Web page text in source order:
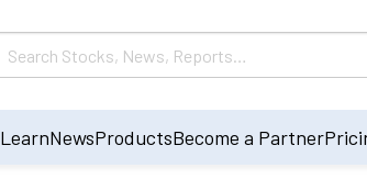
LearnNewsProductsBecome a Partner